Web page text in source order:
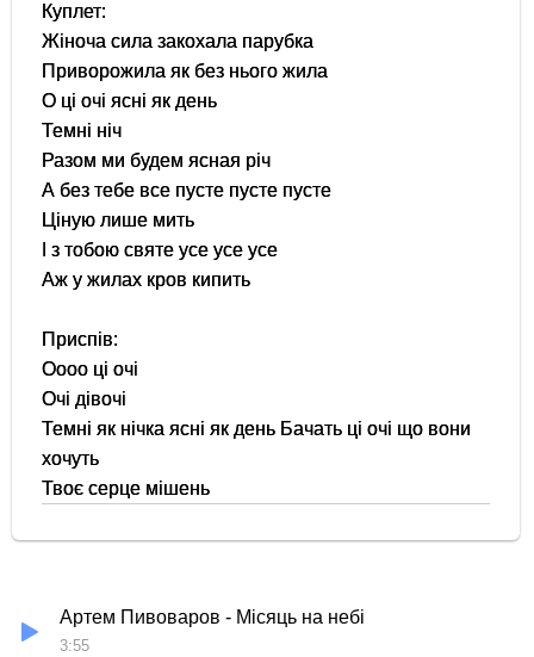
Куплет:
Жіноча сила закохала парубка
Приворожила як без нього жила
О ці очі ясні як день
Темні ніч
Разом ми будем ясная річ
А без тебе все пусте пусте пусте
Ціную лише мить
І з тобою святе усе усе усе
Аж у жилах кров кипить
Приспів:
Оооо ці очі
Очі дівочі
Темні як нічка ясні як день Бачать ці очі що вони
хочуть
Твоє серце мішень
Артем Пивоваров - Місяць на небі
3:55